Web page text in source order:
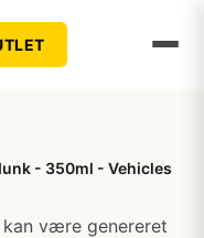
- 350ml - Vehicles
være genereret